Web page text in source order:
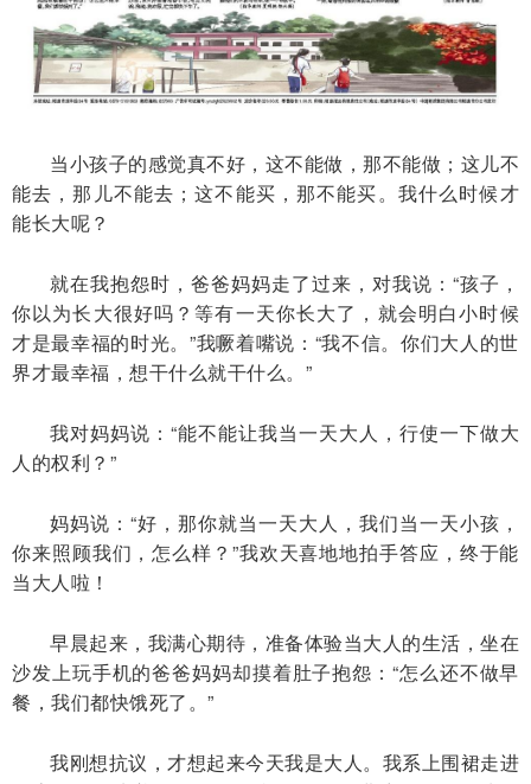
当小孩子的感觉真不好，这不能做，那不能做；这儿不
能去，那儿不能去；这不能买，那不能买。我什么时候才
能长大呢？
就在我抱怨时，爸爸妈妈走了过来，对我说：“孩子，
你以为长大很好吗？等有一天你长大了，就会明白小时候
才是最幸福的时光。”我噘着嘴说：“我不信。你们大人的世
界才最幸福，想干什么就干什么。”
我对妈妈说：“能不能让我当一天大人，行使一下做大
人的权利？”
妈妈说：“好，那你就当一天大人，我们当一天小孩，
你来照顾我们，怎么样？”我欢天喜地地拍手答应，终于能
当大人啦！
早晨起来，我满心期待，准备体验当大人的生活，坐在
沙发上玩手机的爸爸妈妈却摸着肚子抱怨：“怎么还不做早
餐，我们都快饿死了。”
我刚想抗议，才想起来今天我是大人。我系上围裙走进